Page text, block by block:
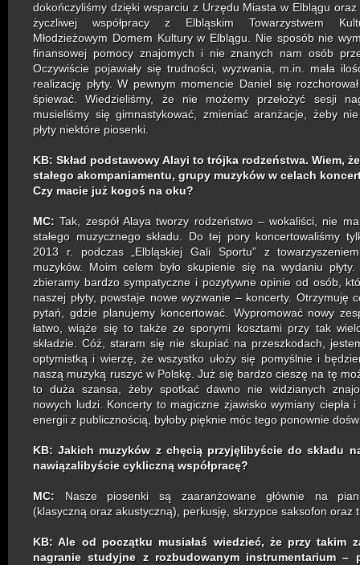
dokończyliśmy dzięki wsparciu z Urzędu Miasta w Elblągu
życzliwej współpracy z Elbląskim Towarzystwem
Młodzieżowym Domem Kultury w Elblągu. Nie sposób nie
finansowej pomocy znajomych i nie znanych nam osób
Oczywiście pojawiały się trudności, wyzwania, m.in. mała
realizację płyty. W pewnym momencie Daniel się
śpiewać. Wiedzieliśmy, że nie możemy przełożyć sesji
musieliśmy się gimnastykować, zmieniać aranżacje, żeby
płyty niektóre piosenki.
KB: Skład podstawowy Alayi to trójka rodzeństwa. Wiem,
stałego akompaniamentu, grupy muzyków w celach
Czy macie już kogoś na oku?
MC:Tak, zespół Alaya tworzy rodzeństwo – wokaliści, nie
stałego muzycznego składu. Do tej pory koncertowaliśmy
2013 r. podczas „Elbląskiej Gali Sportu” z
muzyków. Moim celem było skupienie się na wydaniu
zbieramy bardzo sympatyczne i pozytywne opinie od osób,
naszej płyty, powstaje nowe wyzwanie – koncerty. Otrzymuję
pytań, gdzie planujemy koncertować. Wypromować nowy
łatwo, wiąże się to także ze sporymi kosztami przy tak
składzie. Cóż, staram się nie skupiać na przeszkodach,
optymistką i wierzę, że wszystko ułoży się pomyślnie i
naszą muzyką ruszyć w Polskę. Już się bardzo cieszę na tę
to duża szansa, żeby spotkać dawno nie widzianych
nowych ludzi. Koncerty to magiczne zjawisko wymiany ciepła i
energii z publicznością, byłoby pięknie móc tego ponownie
KB: Jakich muzyków z chęcią przyjęlibyście do składu
nawiązalibyście cykliczną współpracę?
MC: Nasze piosenki są zaaranżowane głównie na
(klasyczną oraz akustyczną), perkusję, skrzypce saksofon oraz
KB: Ale od początku musiałaś wiedzieć, że przy takim
nagranie studyjne z rozbudowanym instrumentarium –